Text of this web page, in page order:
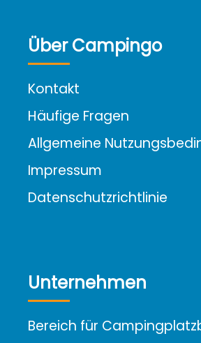
Über Campingo
Kontakt
Häufige Fragen
Allgemeine
Impressum
Datenschutzrichtlinie
Unternehmen
Bereich für